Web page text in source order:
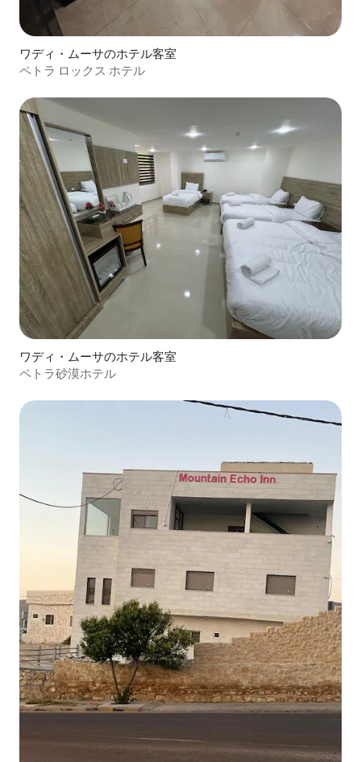
ワディ・ムーサのホテル客室
ペトラ ロックス ホテル
ワディ・ムーサのホテル客室
ペトラ砂漠ホテル